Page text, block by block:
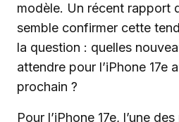
modèle. Un récent rapport
semble confirmer cette
la question : quelles
attendre pour l’iPhone 17e
prochain ?
Pour l’iPhone 17e, l’une